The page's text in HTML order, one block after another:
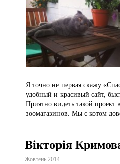
Я точно не первая скажу
удобный и красивый сайт,
Приятно видеть такой проект
зоомагазинов. Мы с котом
Вікторія
Жовтень 2014